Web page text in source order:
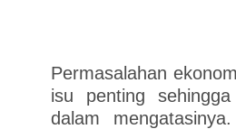
Permasalahan
isu penting
dalam